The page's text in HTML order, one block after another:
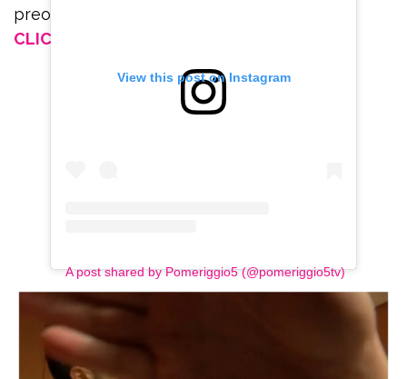
preoccupate”.
CLICCA E SEGUICI SU FACEBOOK
View this post on Instagram
A post shared by Pomeriggio5 (@pomeriggio5tv)